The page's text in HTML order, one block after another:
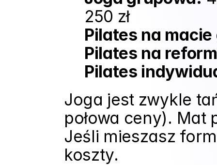
250 zł
Pilates na
Pilates na
Pilates
Joga jest zwykle
połowa ceny).
Jeśli mieszasz
koszty.